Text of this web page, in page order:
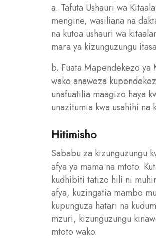
a. Tafuta Ushauri wa
mengine, wasiliana na
na kutoa ushauri wa
mara ya kizunguzungu
b. Fuata Mapendekezo ya
wako anaweza
unafuatilia maagizo haya
unazitumia kwa usahihi na
Hitimisho
Sababu za kizunguzungu
afya ya mama na mtoto.
kudhibiti tatizo hili ni
afya, kuzingatia mambo
kupunguza hatari na
mzuri, kizunguzungu
mtoto wako.